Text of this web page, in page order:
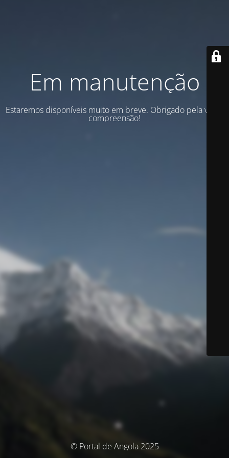
Em manutenção
Estaremos disponíveis muito em breve. Obrigado pela vossa
compreensão!
© Portal de Angola 2025